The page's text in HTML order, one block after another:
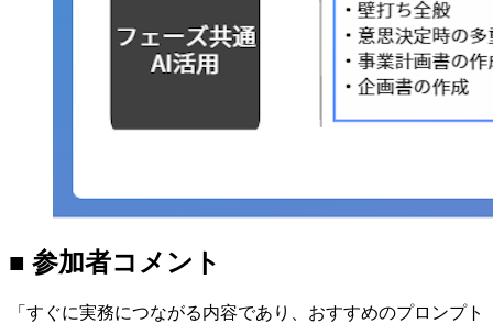
■ 参加者コメント
「すぐに実務につながる内容であり、おすすめのプロンプト